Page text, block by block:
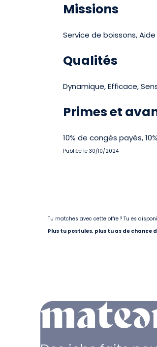
Missions
Service de boissons,
Qualités
Dynamique, Efficace,
Primes et
10% de congés payés,
Publiée le 30/10/2024
Tu matches avec cette offre ? Tu es
Plus tu postules, plus tu as de chance